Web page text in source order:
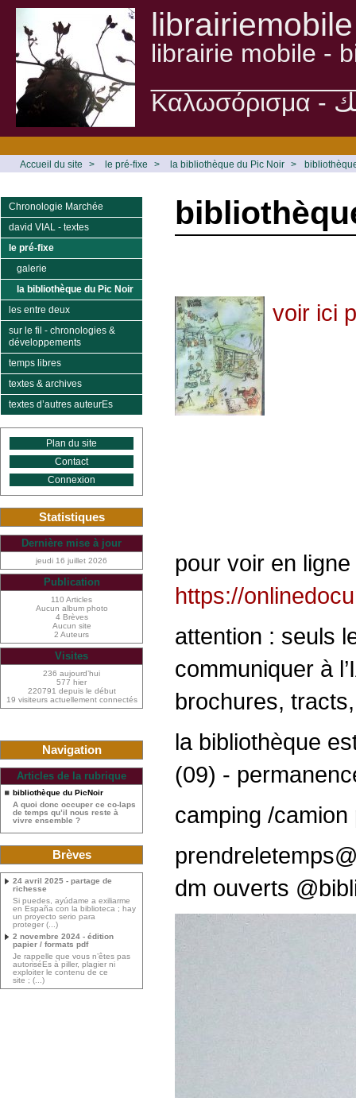
librairiemobile
librairie mobile -
Accueil du site > le pré-fixe > la bibliothèque du Pic Noir >
voir ici
pour voir en
https://
attention : seuls
communiquer à
brochures,
la bibliothèque
(09) -
camping /
dm ouverts
Chronologie Marchée
david VIAL - textes
le pré-fixe
galerie
la bibliothèque du Pic Noir
les entre deux
sur le fil - chronologies &
développements
temps libres
textes & archives
textes d’autres auteurEs
Plan du site
Contact
Connexion
Statistiques
Dernière mise à jour
jeudi 16 juillet 2026
Publication
110 Articles
Aucun album photo
4 Brèves
Aucun site
2 Auteurs
Visites
236 aujourd’hui
577 hier
220791 depuis le début
19 visiteurs actuellement connectés
Navigation
Articles de la rubrique
bibliothèque du PicNoir
A quoi donc occuper ce co-laps
de temps qu’il nous reste à
vivre ensemble ?
Brèves
24 avril 2025 - partage de
richesse
Si puedes, ayúdame a exiliarme
en España con la biblioteca ; hay
un proyecto serio para
proteger (...)
2 novembre 2024 - édition
papier / formats pdf
Je rappelle que vous n’êtes pas
autoriséEs à piller, plagier ni
exploiter le contenu de ce
site ; (...)